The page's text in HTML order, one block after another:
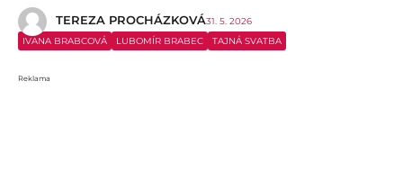
TEREZA PROCHÁZKOVÁ31. 5. 2026
IVANA BRABCOVÁ
LUBOMÍR BRABEC TAJNÁ SVATBA
Reklama